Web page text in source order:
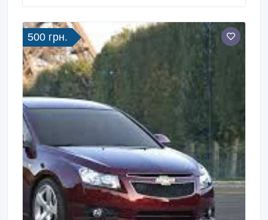
500 грн.